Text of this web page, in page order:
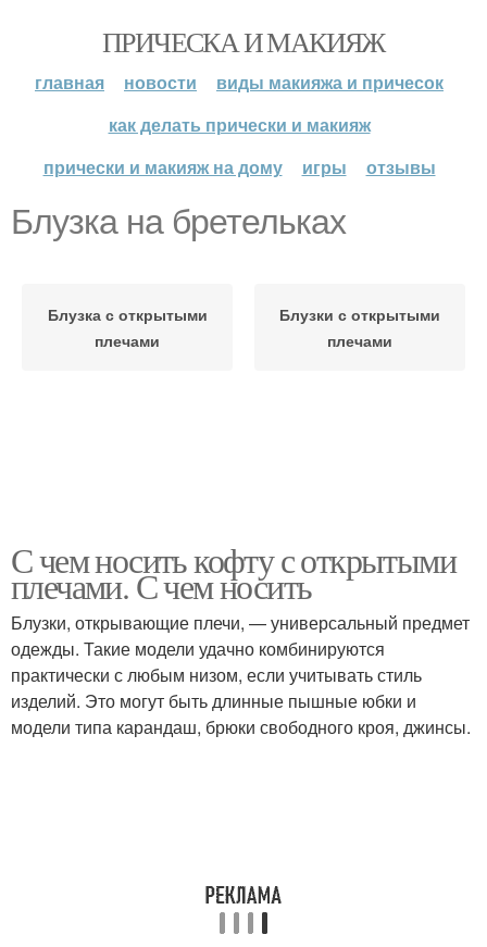
ПРИЧЕСКА И МАКИЯЖ
главная новости
виды макияжа и причесок
как делать прически и макияж
прически и макияж на дому
игры отзывы
Блузка на бретельках
Блузка с открытыми
плечами
Блузки с открытыми
плечами
С чем носить кофту с открытыми
плечами. С чем носить
Блузки, открывающие плечи, — универсальный предмет
одежды. Такие модели удачно комбинируются
практически с любым низом, если учитывать стиль
изделий. Это могут быть длинные пышные юбки и
модели типа карандаш, брюки свободного кроя, джинсы.